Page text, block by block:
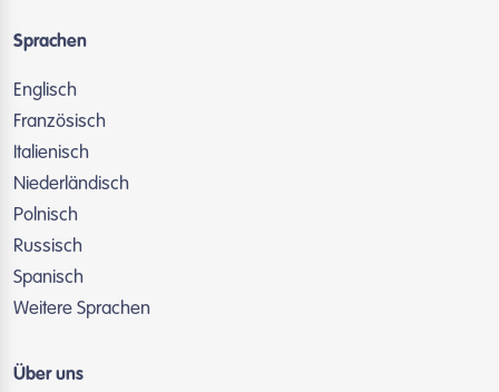
Sprachen
Englisch
Französisch
Italienisch
Niederländisch
Polnisch
Russisch
Spanisch
Weitere Sprachen
Über uns